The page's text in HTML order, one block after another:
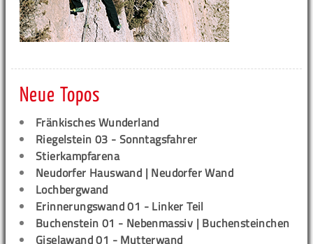
Neue Topos
Fränkisches Wunderland
Riegelstein 03 - Sonntagsfahrer
Stierkampfarena
Neudorfer Hauswand | Neudorfer Wand
Lochbergwand
Erinnerungswand 01 - Linker Teil
Buchenstein 01 - Nebenmassiv | Buchensteinchen
Giselawand 01 - Mutterwand